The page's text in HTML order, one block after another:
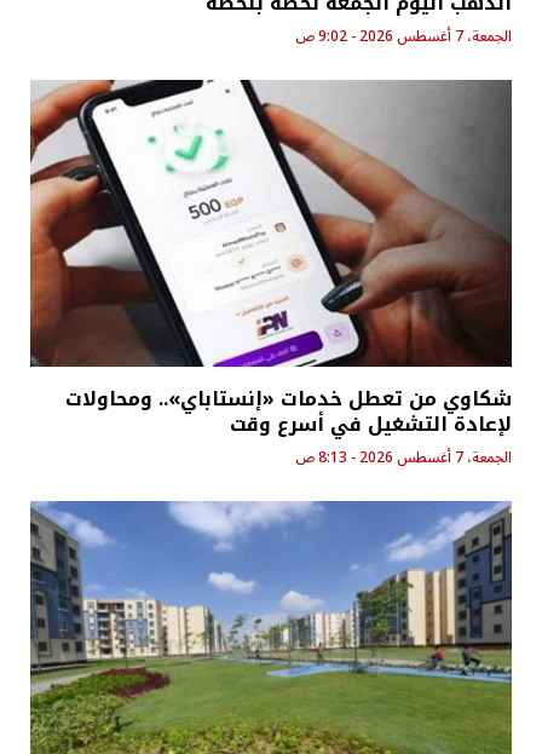
الجمعة، 7 أغسطس 2026 - 9:02 ص
شكاوي من تعطل خدمات «إنستاباي».. ومحاولات
لإعادة التشغيل في أسرع وقت
الجمعة، 7 أغسطس 2026 - 8:13 ص